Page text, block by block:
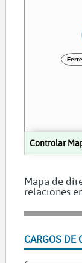
Controlar
Mapa de
relaciones
CARGOS DE